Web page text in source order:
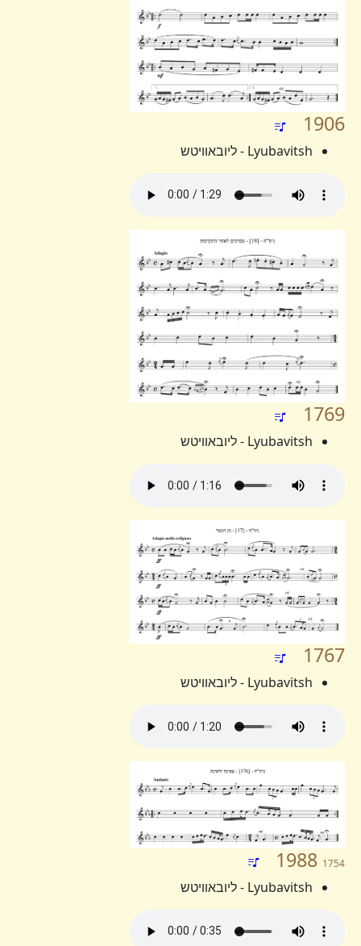
1906
Lyubavitsh - ליובאוויטש
1769
Lyubavitsh - ליובאוויטש
1767
Lyubavitsh - ליובאוויטש
1988 1754
Lyubavitsh - ליובאוויטש